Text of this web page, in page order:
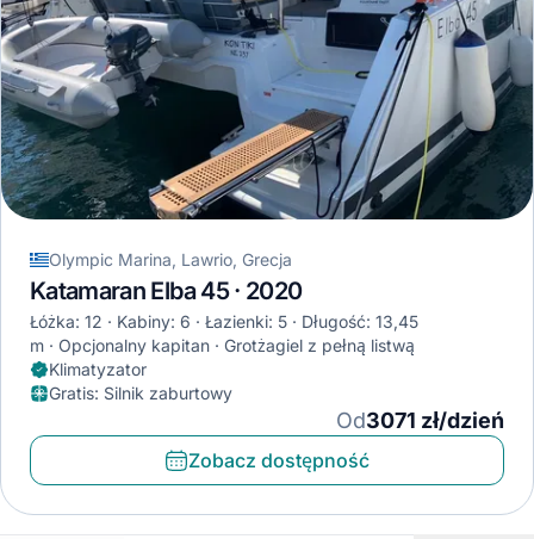
Olympic Marina, Lawrio, Grecja
Katamaran Elba 45 · 2020
Łóżka: 12 Kabiny: 6 Łazienki: 5
Długość: 13,45
m
Opcjonalny kapitan
Grotżagiel z pełną listwą
Klimatyzator
Gratis: Silnik zaburtowy
Od3071 zł/dzień
Zobacz dostępność